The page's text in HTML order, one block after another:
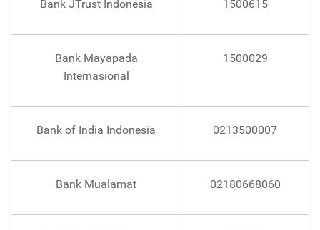
Bank JTrust Indonesia 1500615
Bank Mayapada
Internasional
1500029
Bank of India Indonesia 0213500007
Bank Mualamat 02180668060